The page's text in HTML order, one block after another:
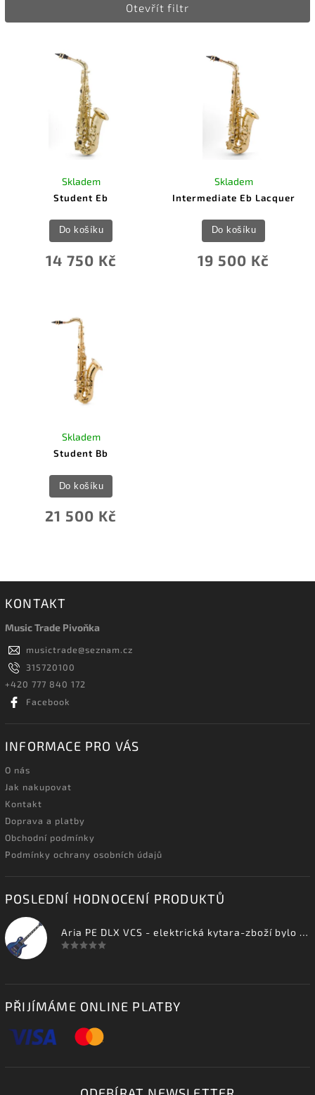
Otevřít filtr
Student Eb
Skladem
14 750 Kč
Do košíku
Intermediate Eb Lacquer
Skladem
19 500 Kč
Do košíku
Student Bb
Skladem
21 500 Kč
Do košíku
KONTAKT
Music Trade Pivoňka
musictrade@seznam.cz
315720100
+420 777 840 172
Facebook
INFORMACE PRO VÁS
O nás
Jak nakupovat
Kontakt
Doprava a platby
Obchodní podmínky
Podmínky ochrany osobních údajů
POSLEDNÍ HODNOCENÍ PRODUKTŮ
Aria PE DLX VCS - elektrická kytara-zboží bylo vystaveno na prodejně
PŘIJÍMÁME ONLINE PLATBY